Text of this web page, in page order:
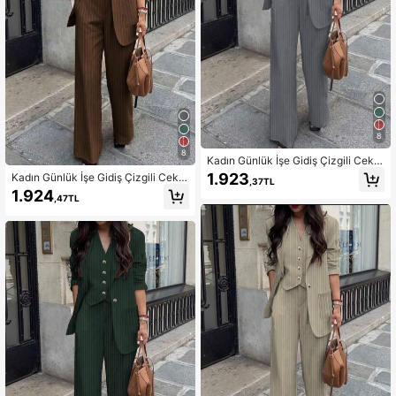
8
Kadın Günlük İşe Gidiş Çizgili Ceke
t, Pantolon ve Yelek 3 Parça Takım
Sonbahar
1.924 ,47TL
8
Kadın Günlük İşe Gidiş Çizgili Ceke
t, Pantolon ve Yelek 3 Parça Takım
Seti, İlkbahar/Yaz Sonbahar
1.923 ,37TL